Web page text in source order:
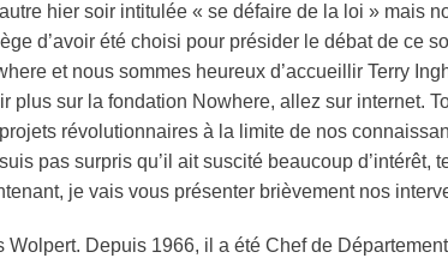
hier soir intitulée « se défaire de la loi » mais
d’avoir été choisi pour présider le débat de ce
et nous sommes heureux d’accueillir Terry
plus sur la fondation Nowhere, allez sur internet.
révolutionnaires à la limite de nos
pas surpris qu’il ait suscité beaucoup d’intérêt,
je vais vous présenter brièvement nos
Depuis 1966, il a été Chef de